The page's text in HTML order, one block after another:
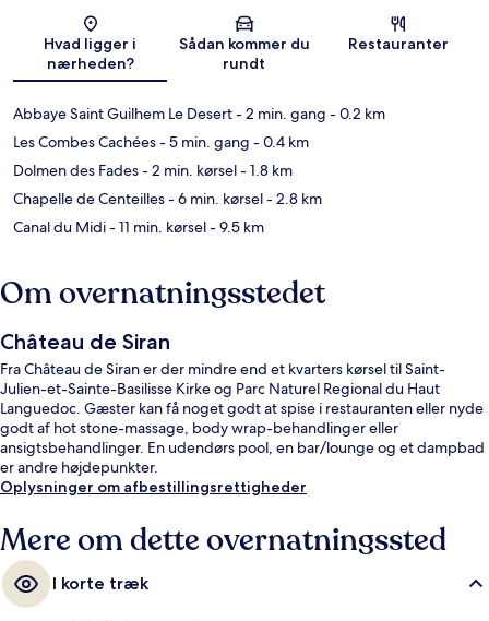
Kort
Hvad ligger i
nærheden?
Sådan kommer du
rundt
Restauranter
Abbaye Saint Guilhem Le Desert- 2 min. gang - 0.2 km
Les Combes Cachées- 5 min. gang - 0.4 km
Dolmen des Fades- 2 min. kørsel- 1.8 km
Chapelle de Centeilles- 6 min. kørsel- 2.8 km
Canal du Midi- 11 min. kørsel- 9.5 km
Om overnatningsstedet
Château de Siran
Fra Château de Siran er der mindre end et kvarters kørsel til Saint-
Julien-et-Sainte-Basilisse Kirke og Parc Naturel Regional du Haut
Languedoc. Gæster kan få noget godt at spise i restauranten eller nyde
godt af hot stone-massage, body wrap-behandlinger eller
ansigtsbehandlinger. En udendørs pool, en bar/lounge og et dampbad
er andre højdepunkter.
Oplysninger om afbestillingsrettigheder
Mere om dette overnatningssted
I korte træk